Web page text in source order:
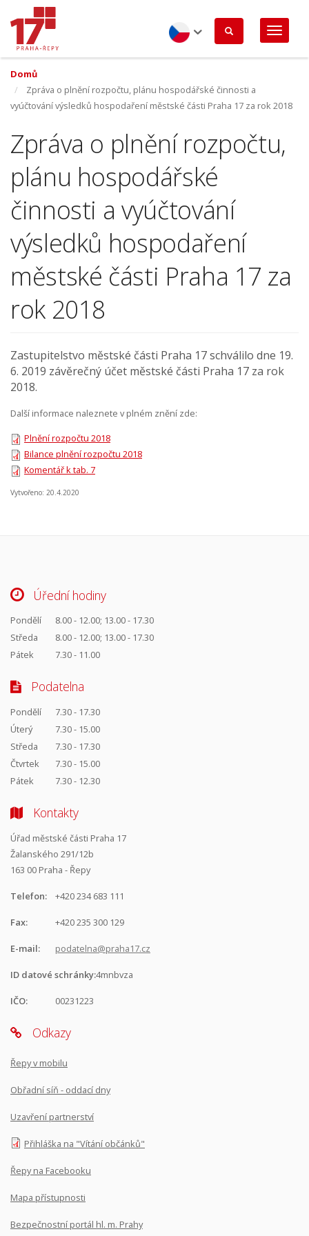
hlavnímu
obsahu
Czech
Domů
Zpráva o plnění rozpočtu, plánu hospodářské činnosti a
vyúčtování výsledků hospodaření městské části Praha 17 za rok 2018
Zpráva o plnění rozpočtu,
plánu hospodářské
činnosti a vyúčtování
výsledků hospodaření
městské části Praha 17 za
rok 2018
Zastupitelstvo městské části Praha 17 schválilo dne 19.
6. 2019 závěrečný účet městské části Praha 17 za rok
2018.
Další informace naleznete v plném znění zde:
Plnění rozpočtu 2018
Bilance plnění rozpočtu 2018
Komentář k tab. 7
Vytvořeno: 20.4.2020
Úřední hodiny
Pondělí
8.00 - 12.00; 13.00 - 17.30
Středa
8.00 - 12.00; 13.00 - 17.30
Pátek
7.30 - 11.00
Podatelna
Pondělí
7.30 - 17.30
Úterý
7.30 - 15.00
Středa
7.30 - 17.30
Čtvrtek
7.30 - 15.00
Pátek
7.30 - 12.30
Kontakty
Úřad městské části Praha 17
Žalanského 291/12b
163 00 Praha - Řepy
Telefon: +420 234 683 111
Fax: +420 235 300 129
E-mail: podatelna@praha17.cz
ID datové schránky:4mnbvza
IČO: 00231223
Odkazy
Řepy v mobilu
Obřadní síň - oddací dny
Uzavření partnerství
Přihláška na "Vítání občánků"
Řepy na Facebooku
Mapa přístupnosti
Bezpečnostní portál hl. m. Prahy